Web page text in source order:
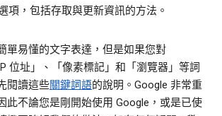
項，包括存取與更新資訊的方法。
單易懂的文字表達，但是如果您對
位址」、「像素標記」和「瀏覽器」等詞
閱讀這些關鍵詞語的說明。Google 非常重
此不論您是剛開始使用 Google，或是已使